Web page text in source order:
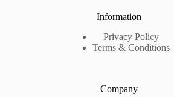
Information
Privacy Policy
Terms & Conditions
Company